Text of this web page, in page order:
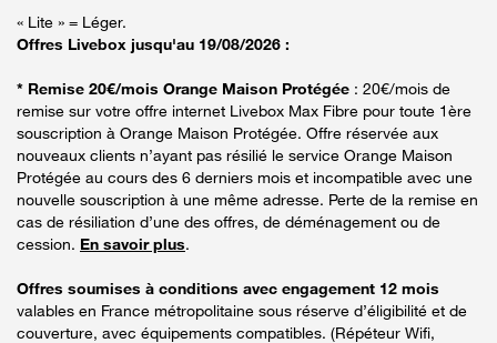
« Lite » = Léger.
Offres Livebox jusqu'au 19/08/2026 :
* Remise 20€/mois Orange Maison Protégée : 20€/mois de
remise sur votre offre internet Livebox Max Fibre pour toute 1ère
souscription à Orange Maison Protégée. Offre réservée aux
nouveaux clients n’ayant pas résilié le service Orange Maison
Protégée au cours des 6 derniers mois et incompatible avec une
nouvelle souscription à une même adresse. Perte de la remise en
cas de résiliation d’une des offres, de déménagement ou de
cession. En savoir plus.
Offres soumises à conditions avec engagement 12 mois
valables en France métropolitaine sous réserve d’éligibilité et de
couverture, avec équipements compatibles. (Répéteur Wifi,